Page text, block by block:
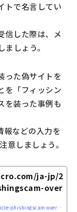
トで名言してい
信した際は、メ
しょう。
った偽サイトを
を「フィッシン
を装った事例も
報などの入力を
意しましょう。
ja-jp/2
over
https://news.trendmicro.com/ja-jp/2023-02-22-article-phishingscam-overview/